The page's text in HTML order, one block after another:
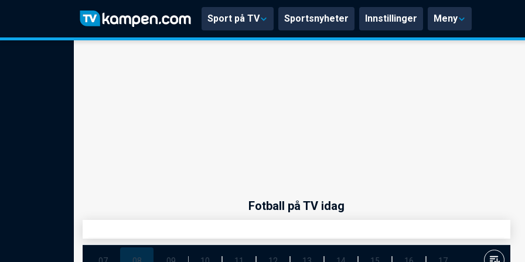
Sport på TV Sportsnyheter Innstillinger Meny
Fotball på TV idag